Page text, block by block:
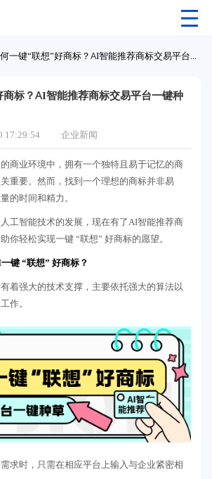
如何一键“联想”好商标？AI智能推荐商标交易平台一键种草
标？AI智能推荐商标交易平台一键种
17:29:54 企业新闻
商业环境中，拥有一个独特且易于记忆的商
重要。然而，找到一个理想的商标并非易
的时间和精力。
工智能技术的发展，现在有了AI智能推荐商
你轻松实现一键 “联想” 好商标的愿望。
键 “联想” 好商标？
着强大的技术支撑，主要依托强大的算法以
作。
求时，只需在相应平台上输入与企业紧密相